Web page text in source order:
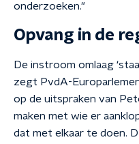
onderzoeken."
Opvang in de
De instroom omlaag
zegt PvdA-
op de uitspraken van
maken met wie er
dat met elkaar te doen.